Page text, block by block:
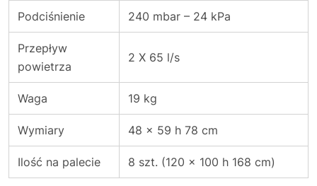
Podciśnienie 240 mbar – 24 kPa
Przepływ
powietrza
2 X 65 l/s
Waga 19 kg
Wymiary 48 x 59 h 78 cm
Ilość na palecie 8 szt. (120 x 100 h 168 cm)